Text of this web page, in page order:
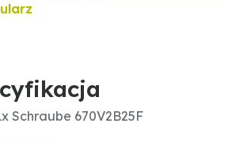
Schraube 670V2B25F